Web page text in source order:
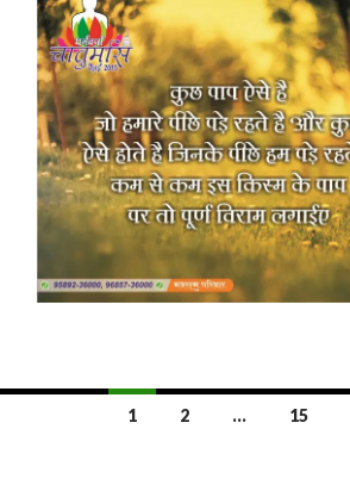
1 2 … 15